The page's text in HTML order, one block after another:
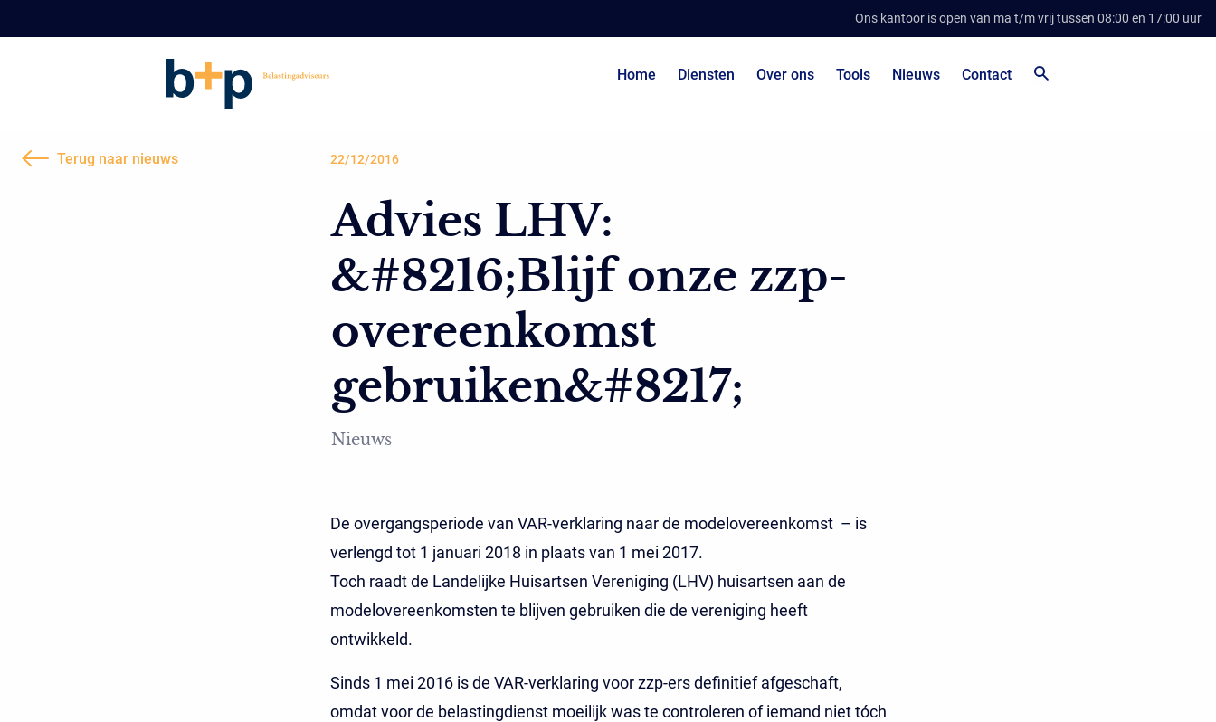
Ons kantoor is open van ma t/m vrij tussen 08:00 en 17:00 uur
Home Diensten Over ons Tools Nieuws Contact
Terug naar nieuws 22/12/2016
Advies LHV:
&#8216;Blijf onze zzp-
overeenkomst
gebruiken&#8217;
Nieuws
De overgangsperiode van VAR-verklaring naar de modelovereenkomst – is
verlengd tot 1 januari 2018 in plaats van 1 mei 2017.
Toch raadt de Landelijke Huisartsen Vereniging (LHV) huisartsen aan de
modelovereenkomsten te blijven gebruiken die de vereniging heeft
ontwikkeld.
Sinds 1 mei 2016 is de VAR-verklaring voor zzp-ers definitief afgeschaft,
omdat voor de belastingdienst moeilijk was te controleren of iemand niet tóch